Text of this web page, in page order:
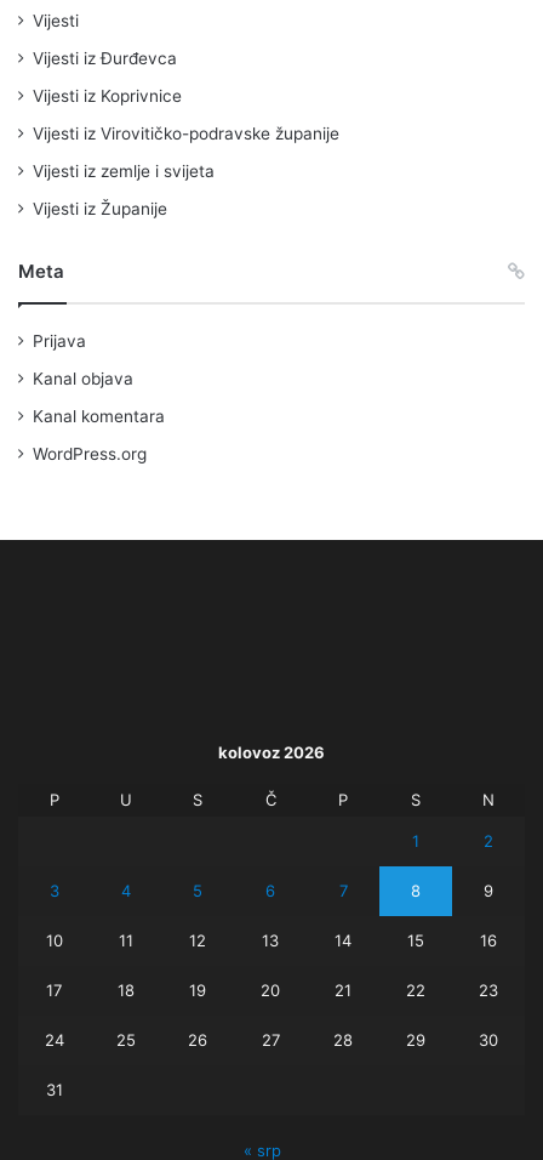
Vijesti
Vijesti iz Đurđevca
Vijesti iz Koprivnice
Vijesti iz Virovitičko-podravske županije
Vijesti iz zemlje i svijeta
Vijesti iz Županije
Meta
Prijava
Kanal objava
Kanal komentara
WordPress.org
kolovoz 2026
P U S Č P S N
1 2
3 4 5 6 7 8 9
10 11 12 13 14 15 16
17 18 19 20 21 22 23
24 25 26 27 28 29 30
31
« srp